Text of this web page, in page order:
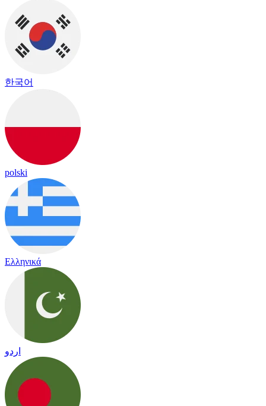
한국어
polski
Ελληνικά
اردو